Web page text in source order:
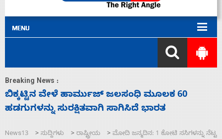
Breaking News :
ನಾಗೇಂದ್ರ ರಾಜೀನಾಮೆ ಕೊಡದಿದ್ದರೆ ಸದನ ನಡೆಸಲು
ಬಿಡೆವು: ಛಲವಾದಿ ನಾರಾಯಣಸ್ವಾಮಿ
News13 > ಸುದ್ದಿಗಳು > ರಾಷ್ಟ್ರೀಯ > ಮೋದಿ ಜನ್ಮದಿನ: 1 ಕೋಟಿ ಸಸಿಗಳನ್ನು ನೆಟ್ಟ